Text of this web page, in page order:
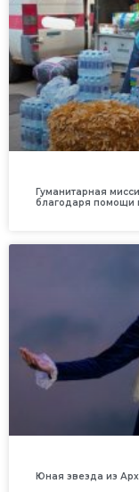
Гуманитарная
благодаря помощи
Юная звезда из